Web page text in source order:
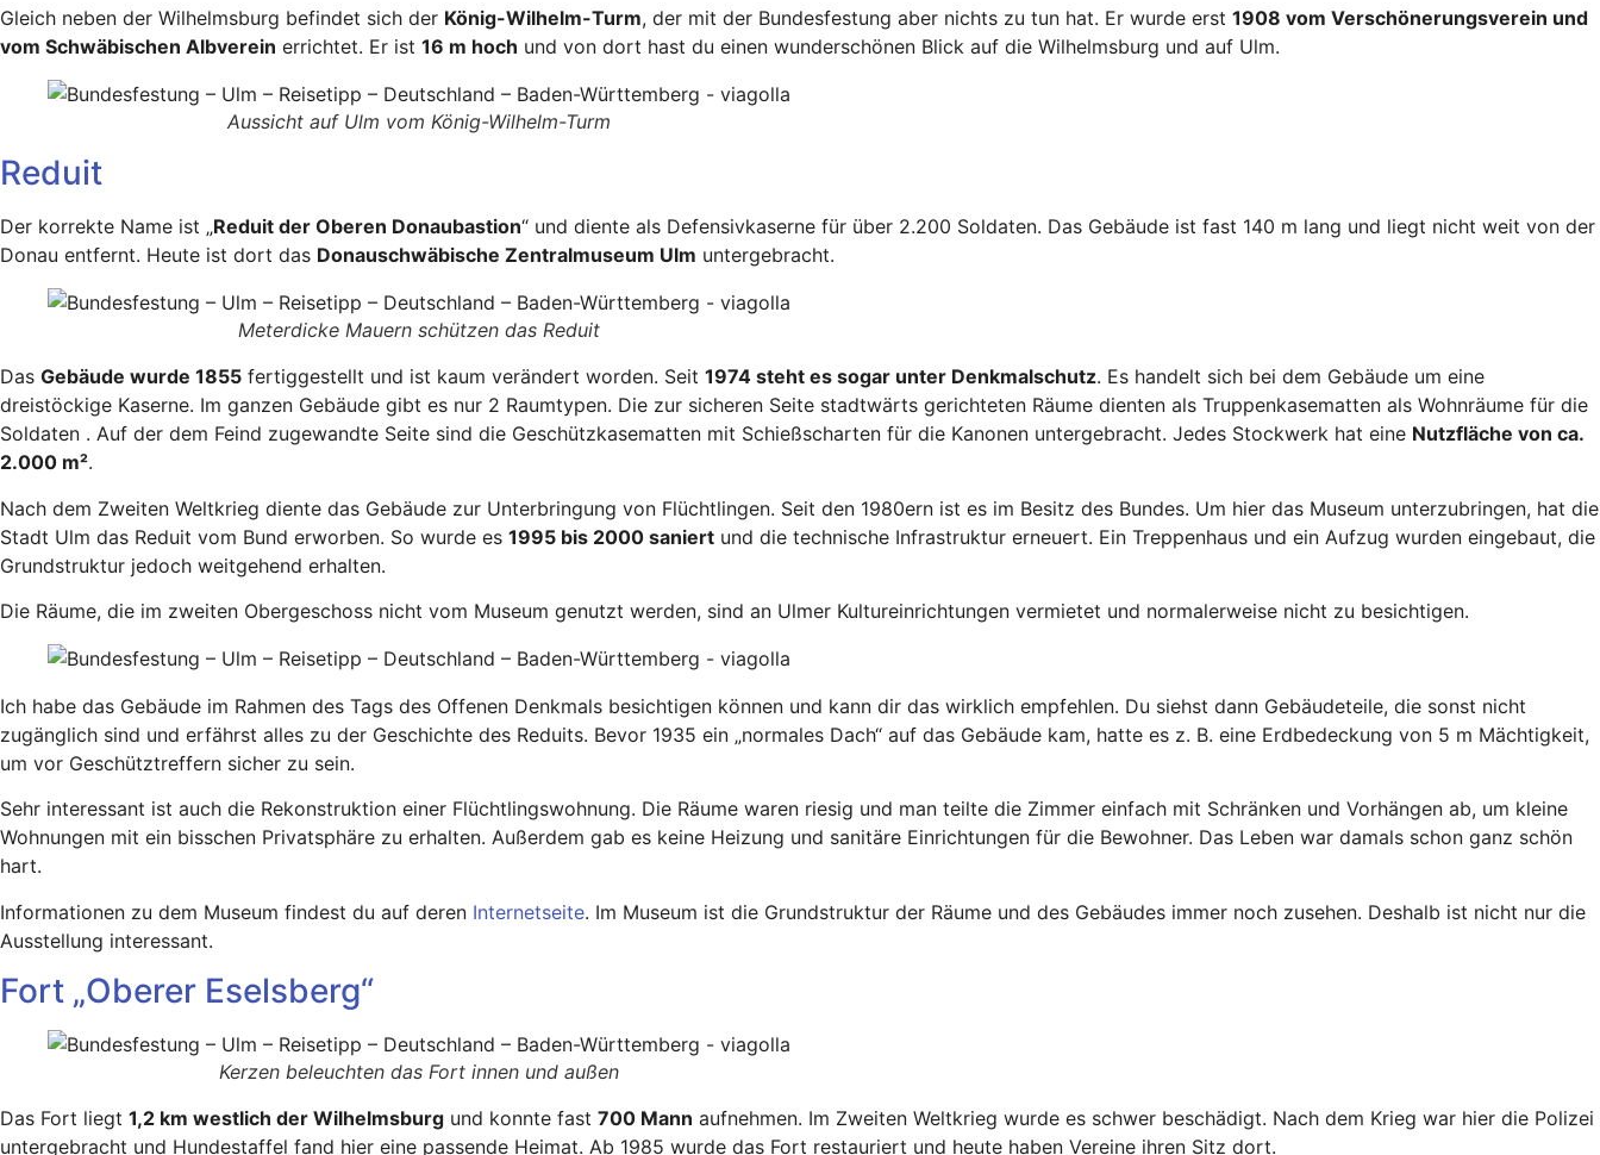
Gleich neben der Wilhelmsburg befindet sich der König-Wilhelm-Turm, der mit der Bundesfestung aber nichts zu tun hat. Er wurde erst 1908 vom Verschönerungsverein und
vom Schwäbischen Albverein errichtet. Er ist 16 m hoch und von dort hast du einen wunderschönen Blick auf die Wilhelmsburg und auf Ulm.
Aussicht auf Ulm vom König-Wilhelm-Turm
Reduit
Der korrekte Name ist „Reduit der Oberen Donaubastion“ und diente als Defensivkaserne für über 2.200 Soldaten. Das Gebäude ist fast 140 m lang und liegt nicht weit von der
Donau entfernt. Heute ist dort das Donauschwäbische Zentralmuseum Ulm untergebracht.
Meterdicke Mauern schützen das Reduit
Das Gebäude wurde 1855 fertiggestellt und ist kaum verändert worden. Seit 1974 steht es sogar unter Denkmalschutz. Es handelt sich bei dem Gebäude um eine
dreistöckige Kaserne. Im ganzen Gebäude gibt es nur 2 Raumtypen. Die zur sicheren Seite stadtwärts gerichteten Räume dienten als Truppenkasematten als Wohnräume für die
Soldaten . Auf der dem Feind zugewandte Seite sind die Geschützkasematten mit Schießscharten für die Kanonen untergebracht. Jedes Stockwerk hat eine Nutzfläche von ca.
2.000 m².
Nach dem Zweiten Weltkrieg diente das Gebäude zur Unterbringung von Flüchtlingen. Seit den 1980ern ist es im Besitz des Bundes. Um hier das Museum unterzubringen, hat die
Stadt Ulm das Reduit vom Bund erworben. So wurde es 1995 bis 2000 saniert und die technische Infrastruktur erneuert. Ein Treppenhaus und ein Aufzug wurden eingebaut, die
Grundstruktur jedoch weitgehend erhalten.
Die Räume, die im zweiten Obergeschoss nicht vom Museum genutzt werden, sind an Ulmer Kultureinrichtungen vermietet und normalerweise nicht zu besichtigen.
Ich habe das Gebäude im Rahmen des Tags des Offenen Denkmals besichtigen können und kann dir das wirklich empfehlen. Du siehst dann Gebäudeteile, die sonst nicht
zugänglich sind und erfährst alles zu der Geschichte des Reduits. Bevor 1935 ein „normales Dach“ auf das Gebäude kam, hatte es z. B. eine Erdbedeckung von 5 m Mächtigkeit,
um vor Geschütztreffern sicher zu sein.
Sehr interessant ist auch die Rekonstruktion einer Flüchtlingswohnung. Die Räume waren riesig und man teilte die Zimmer einfach mit Schränken und Vorhängen ab, um kleine
Wohnungen mit ein bisschen Privatsphäre zu erhalten. Außerdem gab es keine Heizung und sanitäre Einrichtungen für die Bewohner. Das Leben war damals schon ganz schön
hart.
Informationen zu dem Museum findest du auf deren Internetseite. Im Museum ist die Grundstruktur der Räume und des Gebäudes immer noch zusehen. Deshalb ist nicht nur die
Ausstellung interessant.
Fort „Oberer Eselsberg“
Kerzen beleuchten das Fort innen und außen
Das Fort liegt 1,2 km westlich der Wilhelmsburg und konnte fast 700 Mann aufnehmen. Im Zweiten Weltkrieg wurde es schwer beschädigt. Nach dem Krieg war hier die Polizei
untergebracht und Hundestaffel fand hier eine passende Heimat. Ab 1985 wurde das Fort restauriert und heute haben Vereine ihren Sitz dort.